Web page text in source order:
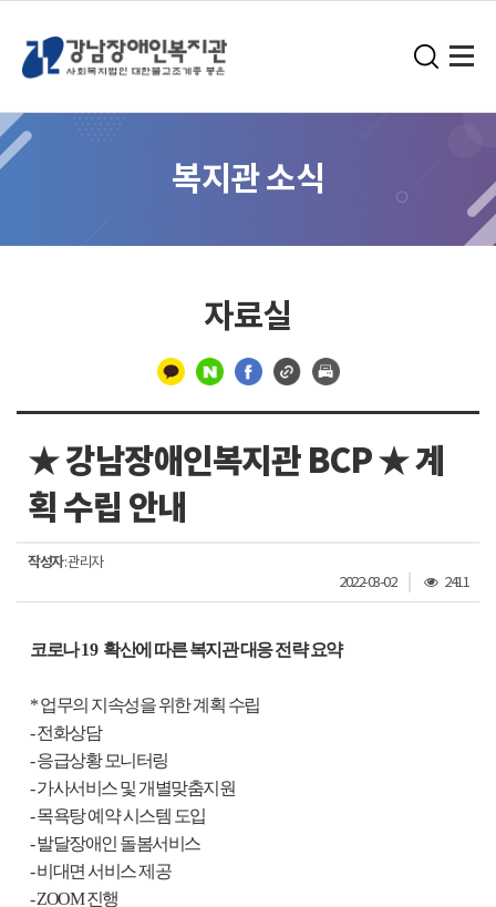
복지관 소식
자료실
분
선
★ 강남장애인복지관 BCP ★ 계
획 수립 안내
작성자: 관리자
2022-03-02
조
회
2411
코로나19 확산에 따른 복지관 대응 전략 요약
* 업무의 지속성을 위한 계획 수립
- 전화상담
- 응급상황 모니터링
- 가사서비스 및 개별맞춤지원
- 목욕탕 예약 시스템 도입
- 발달장애인 돌봄서비스
- 비대면 서비스 제공
- ZOOM 진행